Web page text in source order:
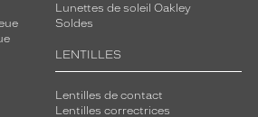
Lunettes de soleil Oakley
Soldes
LENTILLES
Lentilles de contact
Lentilles correctrices